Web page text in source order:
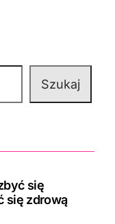
Szukaj
się
się zdrową